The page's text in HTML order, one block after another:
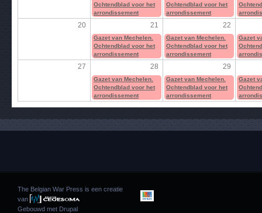
Ochtendblad voor het
arrondissement
Ochtendblad voor het
arrondissement
20 21 22
Gazet van Mechelen.
Ochtendblad voor het
arrondissement
Gazet van Mechelen.
Ochtendblad voor het
arrondissement
Gazet
27 28 29
Gazet van Mechelen.
Ochtendblad voor het
arrondissement
Gazet van Mechelen.
Ochtendblad voor het
arrondissement
Gazet
The Belgian War Press is een creatie
van
Gebouwd met Drupal